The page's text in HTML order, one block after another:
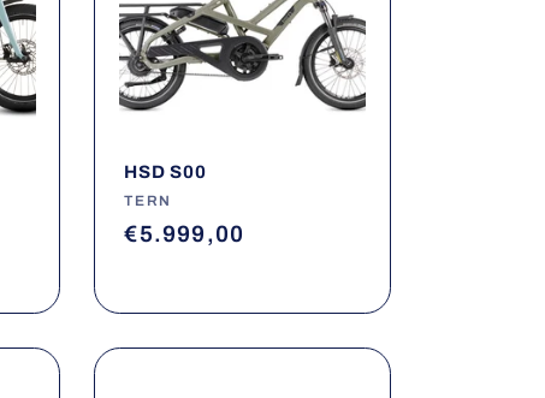
HSD S00
Fournisseur :
TERN
Prix
€5.999,00